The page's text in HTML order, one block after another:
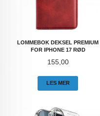
LOMMEBOK DEKSEL PREMIUM
FOR IPHONE 17 RØD
Pris
155,00
LES MER